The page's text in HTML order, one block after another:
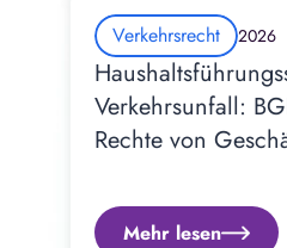
Verkehrsrecht 2026
Verkehrsunfall:
Rechte von
Mehr lesen